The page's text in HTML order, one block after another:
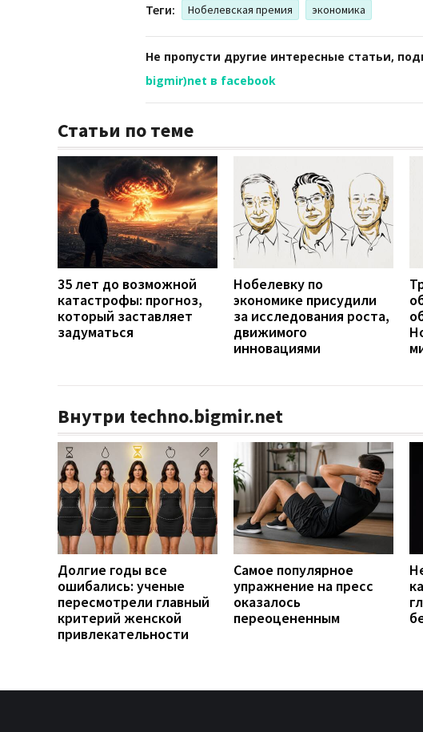
Теги: Нобелевская премия экономика
Не пропусти другие интересные статьи,
bigmir)net в facebook
Статьи по теме
35 лет до возможной
катастрофы: прогноз,
который заставляет
задуматься
Нобелевку по
экономике присудили
за исследования роста,
движимого
инновациями
Внутри techno.bigmir.net
Долгие годы все
ошибались: ученые
пересмотрели главный
критерий женской
привлекательности
Самое популярное
упражнение на пресс
оказалось
переоцененным